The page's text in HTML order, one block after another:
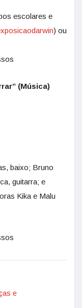
escolares e
) ou
(Música)
baixo; Bruno
guitarra; e
Kika e Malu
e